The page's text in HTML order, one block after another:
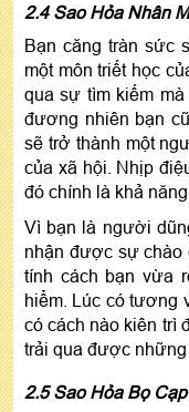
2.4 Sao Hỏa Nhân
Bạn căng tràn sức
một môn triết học
qua sự tìm kiếm mà
đương nhiên bạn
sẽ trở thành một
của xã hội. Nhịp
đó chính là khả năng
Vì bạn là người
nhận được sự chào
tính cách bạn vừa
hiểm. Lúc có tương
có cách nào kiên trì
trải qua được những
2.5 Sao Hỏa Bọ